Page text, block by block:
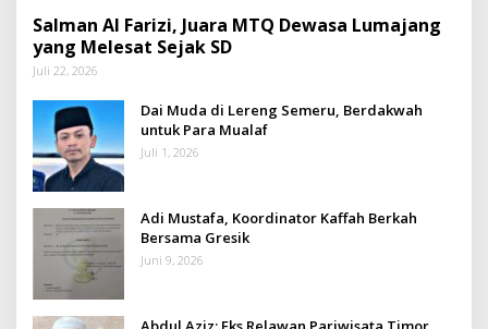
Salman Al Farizi, Juara MTQ Dewasa Lumajang
yang Melesat Sejak SD
Juli 22, 2026
Dai Muda di Lereng Semeru, Berdakwah
untuk Para Mualaf
Juli 1, 2026
Adi Mustafa, Koordinator Kaffah Berkah
Bersama Gresik
Juni 9, 2026